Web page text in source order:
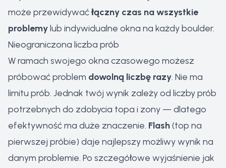
może przewidywaćłączny czas na wszystkie
problemylub indywidualne okna na każdy boulder.
Nieograniczona liczba prób
W ramach swojego okna czasowego możesz
próbować problem dowolną liczbę razy. Nie ma
limitu prób. Jednak twój wynik zależy od liczby prób
potrzebnych do zdobycia topa i zony — dlatego
efektywność ma duże znaczenie. Flash(top na
pierwszej próbie) daje najlepszy możliwy wynik na
danym problemie. Po szczegółowe wyjaśnienie jak